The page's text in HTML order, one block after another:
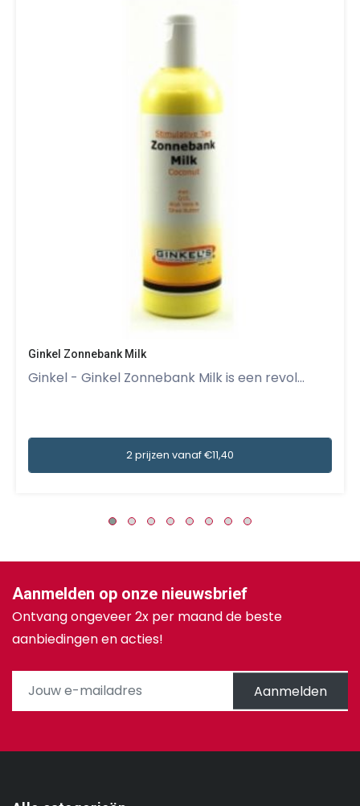
Ginkel Zonnebank Milk
Ginkel - Ginkel Zonnebank Milk is een revol...
2 prijzen vanaf €11,40
Aanmelden op onze nieuwsbrief
Ontvang ongeveer 2x per maand de beste
aanbiedingen en acties!
Aanmelden